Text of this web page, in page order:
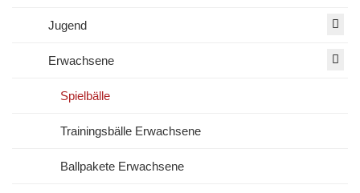
Jugend
Erwachsene
Spielbälle
Trainingsbälle Erwachsene
Ballpakete Erwachsene